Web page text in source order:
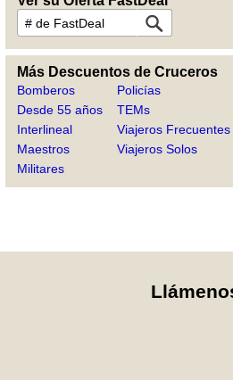
Más Descuentos de Cruceros
Bomberos
Desde 55 años
Interlineal
Maestros
Militares
Policías
TEMs
Viajeros Frecuentes
Viajeros Solos